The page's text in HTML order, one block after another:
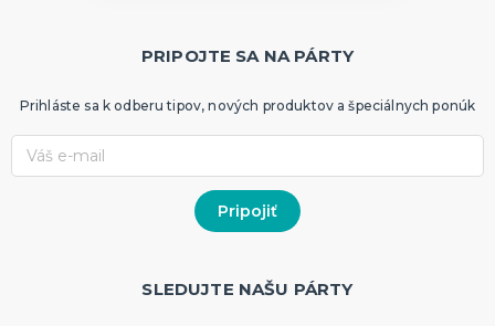
PRIPOJTE SA NA PÁRTY
Prihláste sa k odberu tipov, nových produktov a špeciálnych ponúk
SLEDUJTE NAŠU PÁRTY